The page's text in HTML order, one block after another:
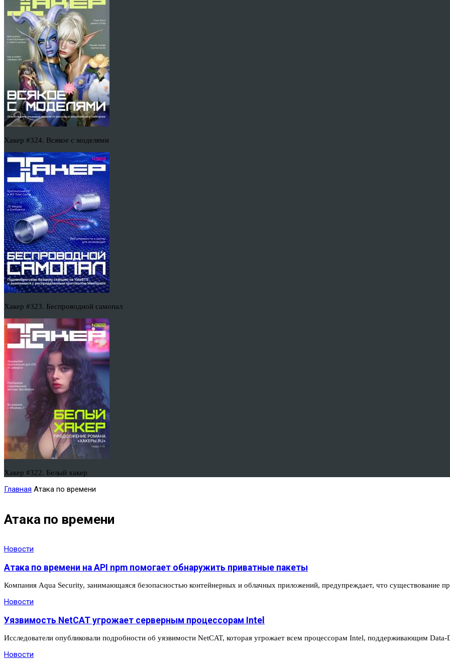
Хакер #324. Всякое с моделями
Хакер #323. Беспроводной самопал
Хакер #322. Белый хакер
Главная Атака по времени
Атака по времени
Новости
Атака по времени на API npm помогает обнаружить приватные пакеты
Компания Aqua Security, занимающаяся безопасностью контейнерных и облачных приложений, предупреждает, что существование
Новости
Уязвимость NetCAT угрожает серверным процессорам Intel
Исследователи опубликовали подробности об уязвимости NetCAT, которая угрожает всем процессорам Intel, поддерживающим
Новости